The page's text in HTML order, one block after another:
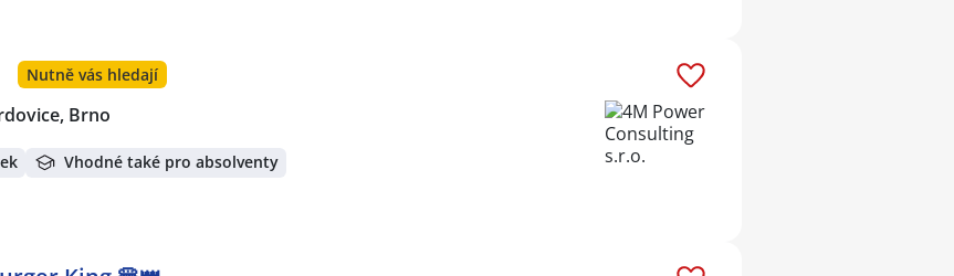
Nutně vás hledají
Brno
Vhodné také pro absolventy